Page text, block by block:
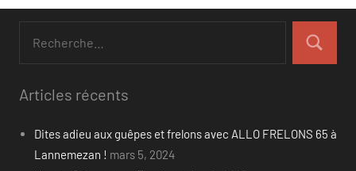
pour
Articles récents
Dites adieu aux guêpes et frelons avec ALLO FRELONS 65 à
Lannemezan ! mars 5, 2024